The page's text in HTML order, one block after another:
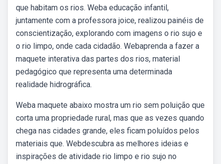
que habitam os rios. Weba educação infantil,
juntamente com a professora joice, realizou painéis de
conscientização, explorando com imagens o rio sujo e
o rio limpo, onde cada cidadão. Webaprenda a fazer a
maquete interativa das partes dos rios, material
pedagógico que representa uma determinada
realidade hidrográfica.
Weba maquete abaixo mostra um rio sem poluição que
corta uma propriedade rural, mas que as vezes quando
chega nas cidades grande, eles ficam poluídos pelos
materiais que. Webdescubra as melhores ideias e
inspirações de atividade rio limpo e rio sujo no